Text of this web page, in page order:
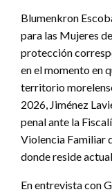
Blumenkron
para las Mujeres
protección
en el momento en
territorio
2026, Jiménez
penal ante la
Violencia Familiar
donde reside
En entrevista con